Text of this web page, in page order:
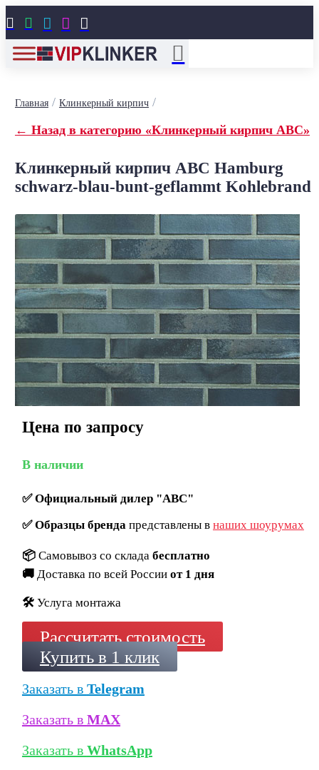
    
Главная/ Клинкерный кирпич/
← Назад в категорию «Клинкерный кирпич ABC»
Клинкерный кирпич ABC Hamburg
schwarz-blau-bunt-geflammt Kohlebrand
Цена по запросу
В наличии
✅Официальный дилер "ABC"
✅Образцы брендапредставлены в наших шоурумах
📦 Самовывоз со склада бесплатно
🚚 Доставка по всей России от 1 дня
🛠️ Услуга монтажа
Рассчитать стоимость
Купить в 1 клик
Заказать в Telegram
Заказать в MAX
Заказать в WhatsApp